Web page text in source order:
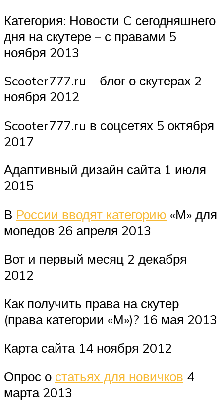
Категория: Новости C сегодняшнего
дня на скутере – с правами 5
ноября 2013
Scooter777.ru – блог о скутерах 2
ноября 2012
Scooter777.ru в соцсетях 5 октября
2017
Адаптивный дизайн сайта 1 июля
2015
В России вводят категорию «М» для
мопедов 26 апреля 2013
Вот и первый месяц 2 декабря
2012
Как получить права на скутер
(права категории «М»)? 16 мая 2013
Карта сайта 14 ноября 2012
Опрос о статьях для новичков 4
марта 2013